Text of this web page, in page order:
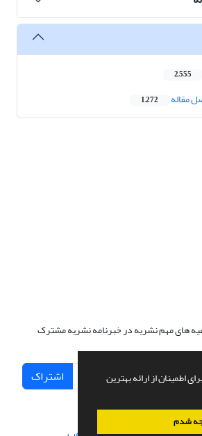
اطمینان از ارائه بهترین
شدم
2,555
مقاله 1,272
های مهم نشریه در خبرنامه نشریه مشترک
اشتراک